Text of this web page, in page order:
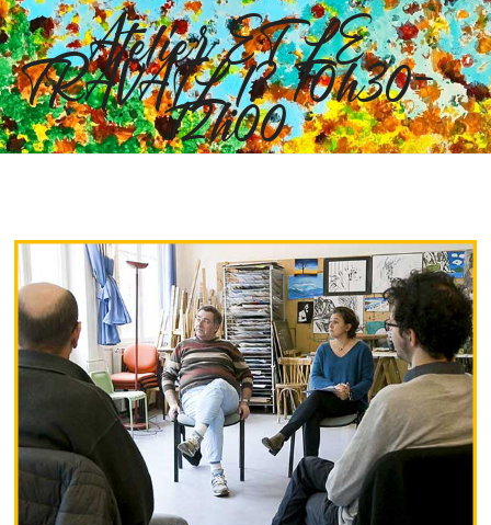
Atelier ET LE
TRAVAIL !? 10h30-
12h00